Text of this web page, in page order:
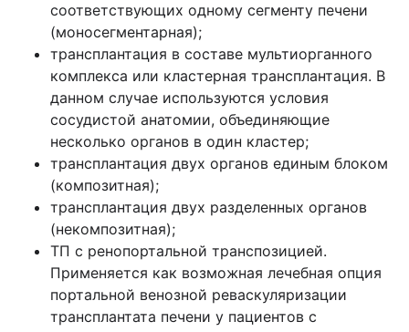
соответствующих одному сегменту печени
(моносегментарная);
трансплантация в составе мультиорганного
комплекса или кластерная трансплантация. В
данном случае используются условия
сосудистой анатомии, объединяющие
несколько органов в один кластер;
трансплантация двух органов единым блоком
(композитная);
трансплантация двух разделенных органов
(некомпозитная);
ТП с ренопортальной транспозицией.
Применяется как возможная лечебная опция
портальной венозной реваскуляризации
трансплантата печени у пациентов с